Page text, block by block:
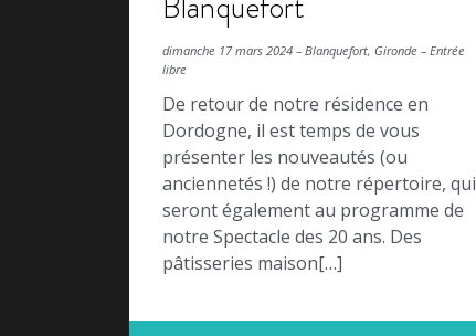
dimanche 17 mars 2024 – Blanquefort, Gironde – Entrée
libre
De retour de notre résidence en
Dordogne, il est temps de vous
présenter les nouveautés (ou
anciennetés !) de notre répertoire, qui
seront également au programme de
notre Spectacle des 20 ans. Des
pâtisseries maison[…]